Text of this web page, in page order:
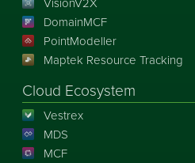
DomainMCF
PointModeller
Maptek Resource Tracking
Cloud Ecosystem
Vestrex
MDS
MCF